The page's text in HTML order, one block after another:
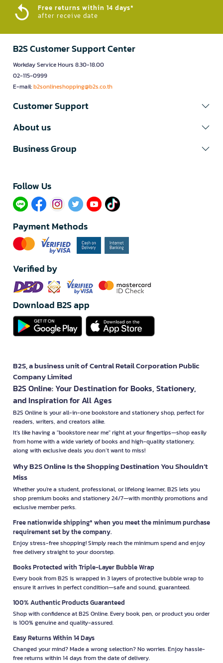
Free returns within 14 days*
after receive date
B2S Customer Support Center
Workday Service Hours 8.30-18.00
02-115-0999
E-mail:b2sonlineshopping@b2s.co.th
Customer Support
About us
Business Group
Follow Us​
Payment Methods
Verified by
Download B2S app
B2S, a business unit of Central Retail Corporation Public
Company Limited
B2S Online: Your Destination for Books, Stationery,
and Inspiration for All Ages
B2S Online is your all-in-one bookstore and stationery shop, perfect for
readers, writers, and creators alike.
It’s like having a "bookstore near me" right at your fingertips—shop easily
from home with a wide variety of books and high-quality stationery,
along with exclusive deals you don’t want to miss!
Why B2S Online Is the Shopping Destination You Shouldn’t
Miss
Whether you're a student, professional, or lifelong learner, B2S lets you
shop premium books and stationery 24/7—with monthly promotions and
exclusive member perks.
Free nationwide shipping* when you meet the minimum purchase
requirement set by the company.
Enjoy stress-free shopping! Simply reach the minimum spend and enjoy
free delivery straight to your doorstep.
Books Protected with Triple-Layer Bubble Wrap
Every book from B2S is wrapped in 3 layers of protective bubble wrap to
ensure it arrives in perfect condition—safe and sound, guaranteed.
100% Authentic Products Guaranteed
Shop with confidence at B2S Online. Every book, pen, or product you order
is 100% genuine and quality-assured.
Easy Returns Within 14 Days
Changed your mind? Made a wrong selection? No worries. Enjoy hassle-
free returns within 14 days from the date of delivery.